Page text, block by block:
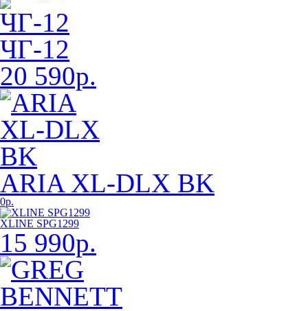
ЧГ-12
20 590р.
ARIA XL-DLX BK
0р.
XLINE SPG1299
15 990р.